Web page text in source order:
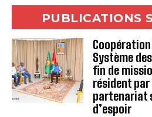
PUBLICATIONS
Système
fin de
résident
partenariat
d’espoir